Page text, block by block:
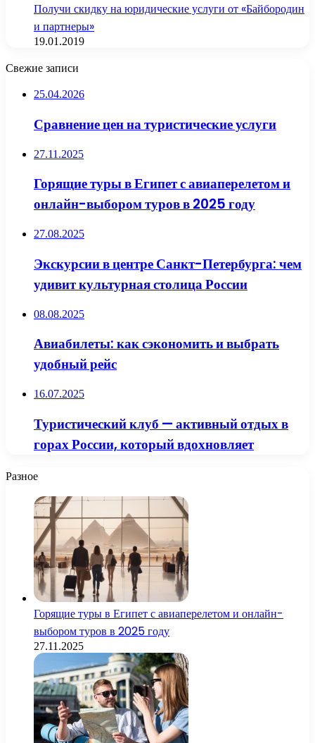
Получи скидку на юридические услуги от «Байбородин
и партнеры»
19.01.2019
Свежие записи
25.04.2026
Сравнение цен на туристические услуги
27.11.2025
Горящие туры в Египет с авиаперелетом и
онлайн-выбором туров в 2025 году
27.08.2025
Экскурсии в центре Санкт-Петербурга: чем
удивит культурная столица России
08.08.2025
Авиабилеты: как сэкономить и выбрать
удобный рейс
16.07.2025
Туристический клуб — активный отдых в
горах России, который вдохновляет
Разное
Горящие туры в Египет с авиаперелетом и онлайн-
выбором туров в 2025 году
27.11.2025